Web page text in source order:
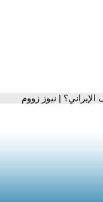
| نيوز زووم